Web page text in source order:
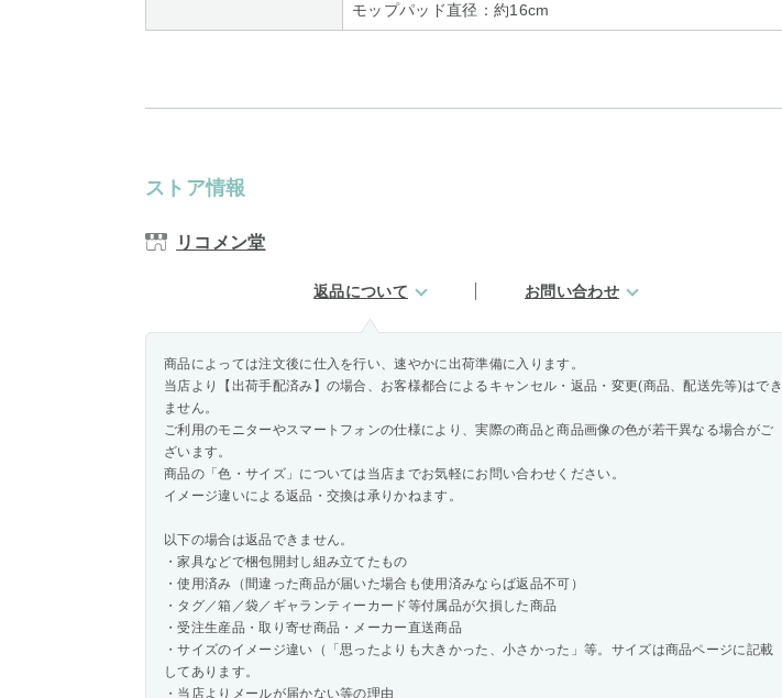
モップパッド直径：約16cm
ストア情報
リコメン堂
返品について お問い合わせ
商品によっては注文後に仕入を行い、速やかに出荷準備に入ります。
当店より【出荷手配済み】の場合、お客様都合によるキャンセル・返品・変更(商品、配送先等)はでき
ません。
ご利用のモニターやスマートフォンの仕様により、実際の商品と商品画像の色が若干異なる場合がご
ざいます。
商品の「色・サイズ」については当店までお気軽にお問い合わせください。
イメージ違いによる返品・交換は承りかねます。
以下の場合は返品できません。
・家具などで梱包開封し組み立てたもの
・使用済み（間違った商品が届いた場合も使用済みならば返品不可）
・タグ／箱／袋／ギャランティーカード等付属品が欠損した商品
・受注生産品・取り寄せ商品・メーカー直送商品
・サイズのイメージ違い（「思ったよりも大きかった、小さかった」等。サイズは商品ページに記載
してあります。
・当店よりメールが届かない等の理由